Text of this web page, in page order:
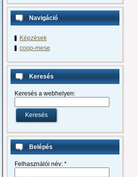
Navigáció
Képzések
coop-mese
Keresés
Keresés a webhelyen:
Belépés
Felhasználói név: *